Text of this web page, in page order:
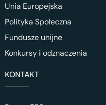
Unia Europejska
Polityka Społeczna
Fundusze unijne
Konkursy i odznaczenia
KONTAKT